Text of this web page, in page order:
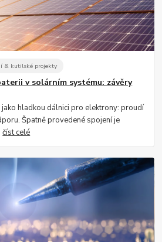
& kutilské projekty
v solárním systému: závěry
hladkou dálnici pro elektrony: proudí
Špatně provedené spojení je
číst celé